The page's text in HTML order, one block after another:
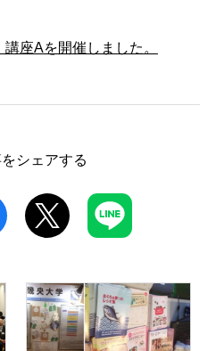
座Aを開催しました。
シェアする